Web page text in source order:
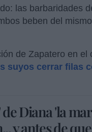
las barbaridades
beben del
de Zapatero en el
suyos cerrar filas
Diana 'la
y antes de que